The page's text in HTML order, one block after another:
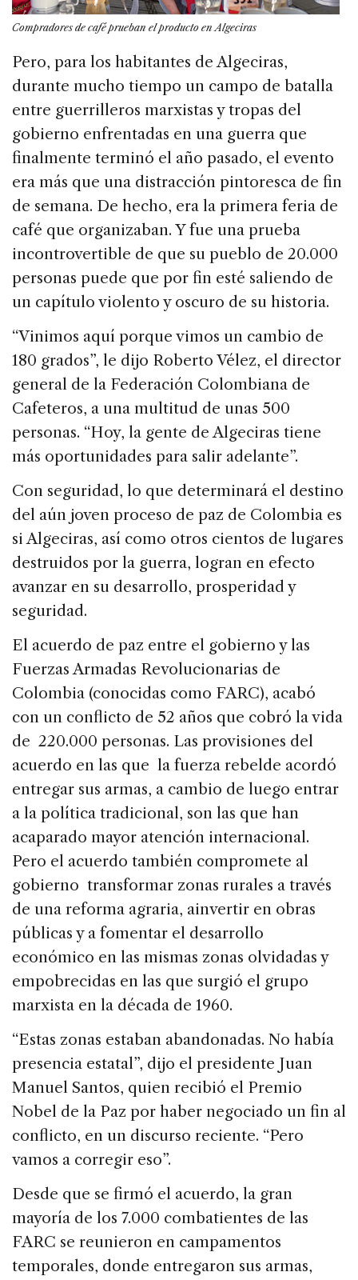
Compradores de café prueban el producto en Algeciras
Pero, para los habitantes de Algeciras,
durante mucho tiempo un campo de batalla
entre guerrilleros marxistas y tropas del
gobierno enfrentadas en una guerra que
finalmente terminó el año pasado, el evento
era más que una distracción pintoresca de fin
de semana. De hecho, era la primera feria de
café que organizaban. Y fue una prueba
incontrovertible de que su pueblo de 20.000
personas puede que por fin esté saliendo de
un capítulo violento y oscuro de su historia.
“Vinimos aquí porque vimos un cambio de
180 grados”, le dijo Roberto Vélez, el director
general de la Federación Colombiana de
Cafeteros, a una multitud de unas 500
personas. “Hoy, la gente de Algeciras tiene
más oportunidades para salir adelante”.
Con seguridad, lo que determinará el destino
del aún joven proceso de paz de Colombia es
si Algeciras, así como otros cientos de lugares
destruidos por la guerra, logran en efecto
avanzar en su desarrollo, prosperidad y
seguridad.
El acuerdo de paz entre el gobierno y las
Fuerzas Armadas Revolucionarias de
Colombia (conocidas como FARC), acabó
con un conflicto de 52 años que cobró la vida
de 220.000 personas. Las provisiones del
acuerdo en las que la fuerza rebelde acordó
entregar sus armas, a cambio de luego entrar
a la política tradicional, son las que han
acaparado mayor atención internacional.
Pero el acuerdo también compromete al
gobierno transformar zonas rurales a través
de una reforma agraria, ainvertir en obras
públicas y a fomentar el desarrollo
económico en las mismas zonas olvidadas y
empobrecidas en las que surgió el grupo
marxista en la década de 1960.
“Estas zonas estaban abandonadas. No había
presencia estatal”, dijo el presidente Juan
Manuel Santos, quien recibió el Premio
Nobel de la Paz por haber negociado un fin al
conflicto, en un discurso reciente. “Pero
vamos a corregir eso”.
Desde que se firmó el acuerdo, la gran
mayoría de los 7.000 combatientes de las
FARC se reunieron en campamentos
temporales, donde entregaron sus armas,